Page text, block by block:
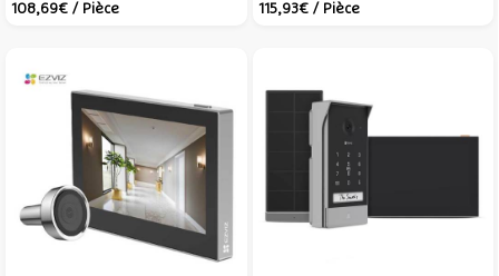
108,69€ / Pièce
115,93€ / Pièce